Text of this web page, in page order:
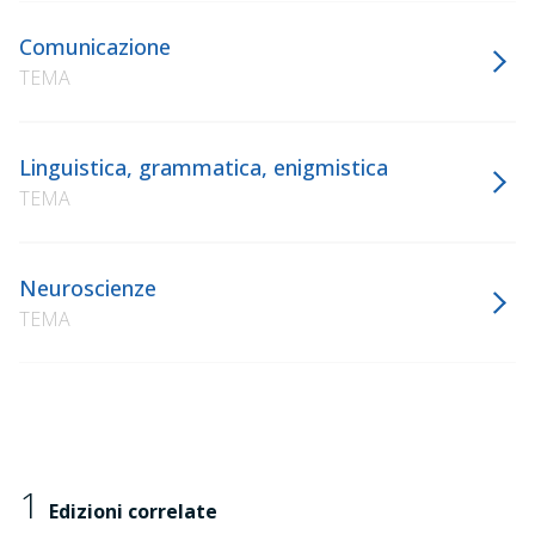
Comunicazione
TEMA
Linguistica, grammatica, enigmistica
TEMA
Neuroscienze
TEMA
1 Edizioni correlate